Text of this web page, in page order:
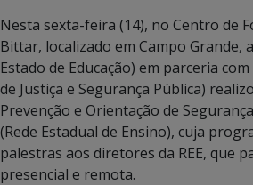
Nesta sexta-feira (14), no Centro de
Bittar, localizado em Campo Grande,
Estado de Educação) em parceria com
de Justiça e Segurança Pública)
Prevenção e Orientação de
(Rede Estadual de Ensino), cuja
palestras aos diretores da REE, que
presencial e remota.